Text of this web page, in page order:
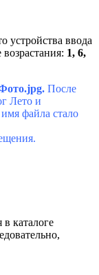
устройства ввода
1, 6,
После
Лето и
файла стало
каталоге